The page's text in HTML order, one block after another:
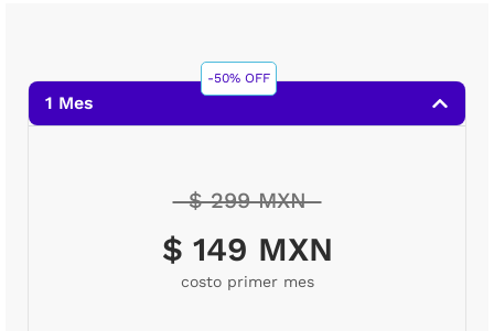
-50% OFF
1 Mes
$ 299 MXN
$ 149 MXN
costo primer mes